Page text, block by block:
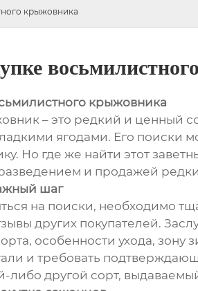
крыжовника
крыжовника
– это редкий и ценный
ягодами. Его поиски
Но где же найти этот
и продажей
шаг
на поиски, необходимо
других покупателей.
особенности ухода, зону
и требовать
либо другой сорт,